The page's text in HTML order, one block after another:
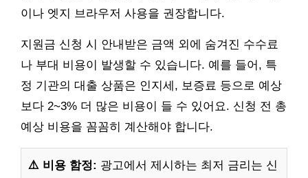
이나 엣지 브라우저 사용을 권장합니다.
지원금 신청 시 안내받은 금액 외에 숨겨진 수수료
나 부대 비용이 발생할 수 있습니다. 예를 들어, 특
정 기관의 대출 상품은 인지세, 보증료 등으로 예상
보다 2~3% 더 많은 비용이 들 수 있어요. 신청 전 총
예상 비용을 꼼꼼히 계산해야 합니다.
⚠️ 비용 함정: 광고에서 제시하는 최저 금리는 신